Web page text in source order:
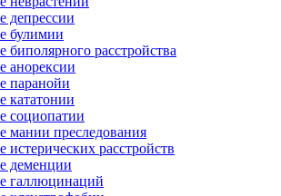
депрессии
булимии
биполярного расстройства
анорексии
паранойи
кататонии
социопатии
мании преследования
истерических расстройств
деменции
галлюцинаций